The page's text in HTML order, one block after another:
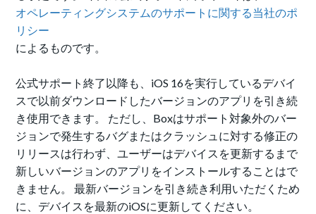
オペレーティングシステムのサポートに関する当社のポ
リシー
によるものです。
公式サポート終了以降も、 iOS 16を実行しているデバイ
スで以前ダウンロードしたバージョンのアプリを引き続
き使用できます。 ただし、Boxはサポート対象外のバー
ジョンで発生するバグまたはクラッシュに対する修正の
リリースは行わず、ユーザーはデバイスを更新するまで
新しいバージョンのアプリをインストールすることはで
きません。 最新バージョンを引き続き利用いただくため
に、デバイスを最新のiOSに更新してください。